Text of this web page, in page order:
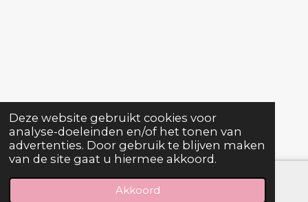
Deze website gebruikt cookies voor
analyse-doeleinden en/of het tonen van
advertenties. Door gebruik te blijven maken
van de site gaat u hiermee akkoord.
Akkoord
Telefoonnummer